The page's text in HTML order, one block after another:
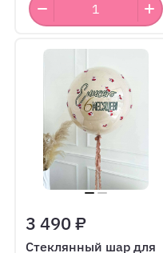
3 490 ₽
Стеклянный шар для